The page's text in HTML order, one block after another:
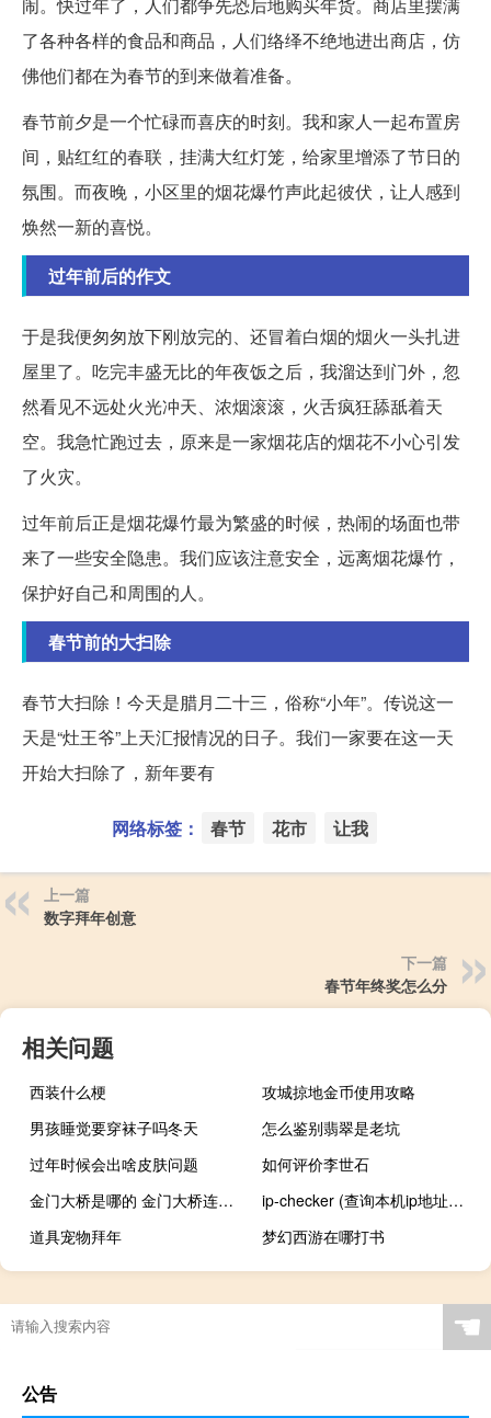
了各种各样的食品和商品，人们络绎不绝地进出商店，仿
佛他们都在为春节的到来做着准备。
春节前夕是一个忙碌而喜庆的时刻。我和家人一起布置房
间，贴红红的春联，挂满大红灯笼，给家里增添了节日的
氛围。而夜晚，小区里的烟花爆竹声此起彼伏，让人感到
焕然一新的喜悦。
过年前后的作文
于是我便匆匆放下刚放完的、还冒着白烟的烟火一头扎进
屋里了。吃完丰盛无比的年夜饭之后，我溜达到门外，忽
然看见不远处火光冲天、浓烟滚滚，火舌疯狂舔舐着天
空。我急忙跑过去，原来是一家烟花店的烟花不小心引发
了火灾。
过年前后正是烟花爆竹最为繁盛的时候，热闹的场面也带
来了一些安全隐患。我们应该注意安全，远离烟花爆竹，
保护好自己和周围的人。
春节前的大扫除
春节大扫除！今天是腊月二十三，俗称“小年”。传说这一
天是“灶王爷”上天汇报情况的日子。我们一家要在这一天
开始大扫除了，新年要有
网络标签： 春节 花市 让我
上一篇
数字拜年创意
下一篇
春节年终奖怎么分
相关问题
西装什么梗
攻城掠地金币使用攻略
男孩睡觉要穿袜子吗冬天
怎么鉴别翡翠是老坑
过年时候会出啥皮肤问题
如何评价李世石
金门大桥是哪的 金门大桥连接哪两个地方
ip-checker (查询本机ip地址工具) V1.3.505 绿色版（ip-checker (查询本机ip地址工具) V1.3.505 绿色版功能简介）
道具宠物拜年
梦幻西游在哪打书
☚
公告